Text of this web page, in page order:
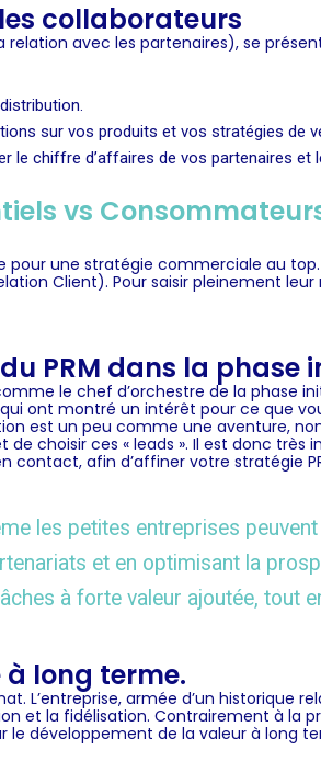
collaborateurs
relation avec les partenaires), se
sur vos produits et vos stratégies de
chiffre d’affaires de vos partenaires et
vs
pour une stratégie commerciale au
Client). Pour saisir pleinement
PRM dans la phase
le chef d’orchestre de la phase
ont montré un intérêt pour ce que
est un peu comme une aventure,
choisir ces « leads ». Il est donc
contact, afin d’affiner votrestratégie
les petites entreprises
et en optimisant la
à forte valeur ajoutée, tout
à long terme.
L’entreprise, armée d’un historique
et la fidélisation. Contrairement à la
le développement de la valeur à long